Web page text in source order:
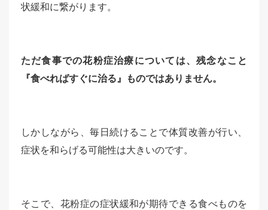
状緩和に繋がります。
ただ食事での花粉症治療については、残念なこと
『食べればすぐに治る』ものではありません。
しかしながら、毎日続けることで体質改善が行い、
症状を和らげる可能性は大きいのです。
そこで、花粉症の症状緩和が期待できる食べものを